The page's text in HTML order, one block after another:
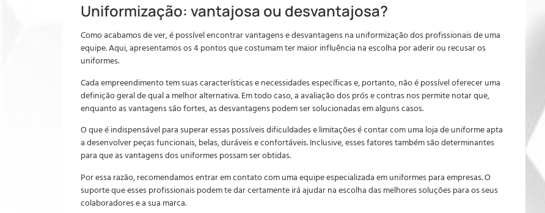
Uniformização: vantajosa ou desvantajosa?
Como acabamos de ver, é possível encontrar vantagens e desvantagens na uniformização dos profissionais de uma
equipe. Aqui, apresentamos os 4 pontos que costumam ter maior influência na escolha por aderir ou recusar os
uniformes.
Cada empreendimento tem suas características e necessidades específicas e, portanto, não é possível oferecer uma
definição geral de qual a melhor alternativa. Em todo caso, a avaliação dos prós e contras nos permite notar que,
enquanto as vantagens são fortes, as desvantagens podem ser solucionadas em alguns casos.
O que é indispensável para superar essas possíveis dificuldades e limitações é contar com uma loja de uniforme apta
a desenvolver peças funcionais, belas, duráveis e confortáveis. Inclusive, esses fatores também são determinantes
para que as vantagens dos uniformes possam ser obtidas.
Por essa razão, recomendamos entrar em contato com uma equipe especializada em uniformes para empresas. O
suporte que esses profissionais podem te dar certamente irá ajudar na escolha das melhores soluções para os seus
colaboradores e a sua marca.